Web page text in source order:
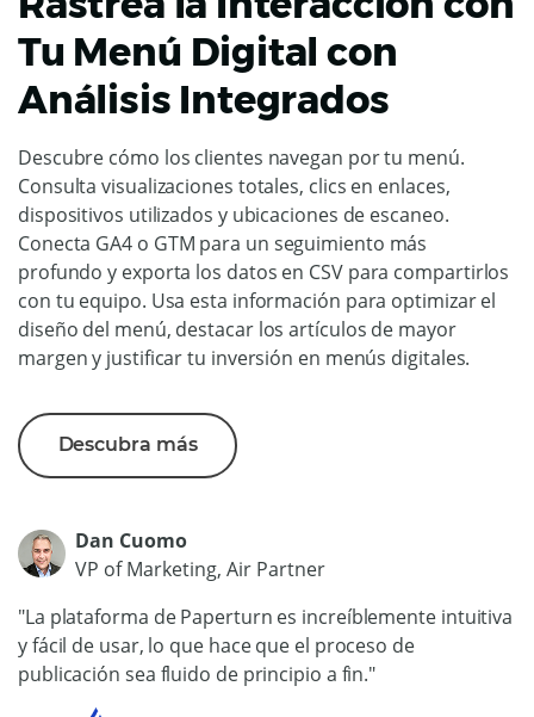
Tu Menú Digital con
Análisis Integrados
Descubre cómo los clientes navegan por tu menú.
Consulta visualizaciones totales, clics en enlaces,
dispositivos utilizados y ubicaciones de escaneo.
Conecta GA4 o GTM para un seguimiento más
profundo y exporta los datos en CSV para compartirlos
con tu equipo. Usa esta información para optimizar el
diseño del menú, destacar los artículos de mayor
margen y justificar tu inversión en menús digitales.
Descubra más
Dan Cuomo
VP of Marketing, Air Partner
"La plataforma de Paperturn es increíblemente intuitiva
y fácil de usar, lo que hace que el proceso de
publicación sea fluido de principio a fin."